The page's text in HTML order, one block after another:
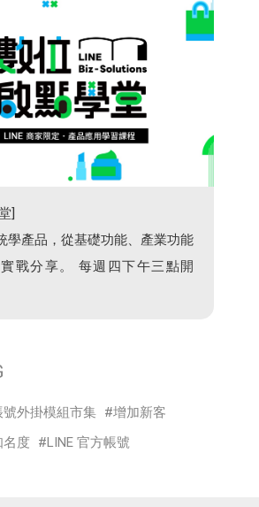
]
學產品，從基礎功能、產業功能
戰分享。 每週四下午三點開
號外掛模組市集
增加新客
名度
LINE 官方帳號